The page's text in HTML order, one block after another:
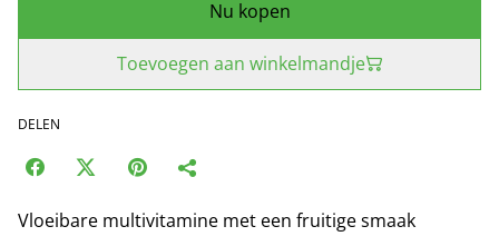
Nu kopen
Toevoegen aan winkelmandje
DELEN
Vloeibare multivitamine met een fruitige smaak